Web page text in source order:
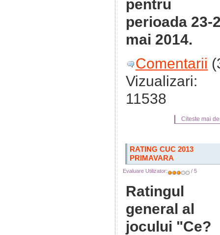
pentru
perioada 23-
mai 2014.
Comentarii
Vizualizari:
11538
Citeste mai
RATING CUC 2013
PRIMAVARA
Evaluare Utilizator: / 5
Ratingul
general al
jocului "Ce?